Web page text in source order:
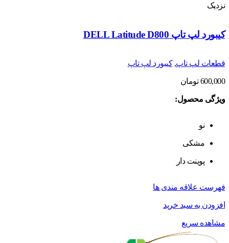
نزدیک
کیبورد لپ تاپ DELL Latitude D800
قطعات لپ تاپ,کیبورد لپ تاپ
600,000 تومان
ویژگی محصول:
نو
مشکی
پوینت دار
فهرست علاقه مندی ها
افزودن به سبد خرید
مشاهده سریع